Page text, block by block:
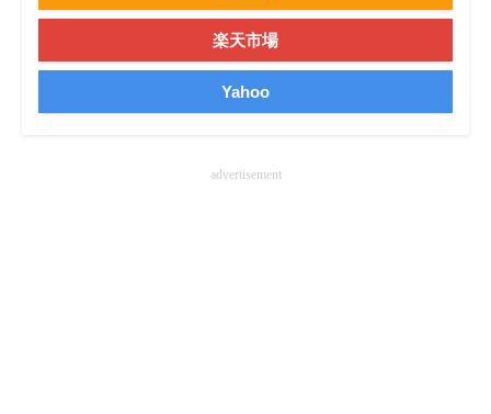
エレクトロニクス専門サイト
楽天市場
Yahoo
advertisement